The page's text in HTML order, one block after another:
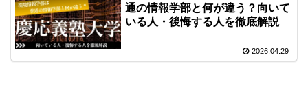
通の情報学部と何が違う？向いて
いる人・後悔する人を徹底解説
2026.04.29